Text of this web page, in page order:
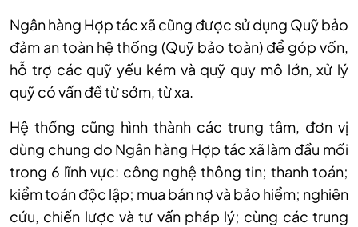
Ngân hàng Hợp tác xã cũng được sử dụng Quỹ bảo
đảm an toàn hệ thống (Quỹ bảo toàn) để góp vốn,
hỗ trợ các quỹ yếu kém và quỹ quy mô lớn, xử lý
quỹ có vấn đề từ sớm, từ xa.
Hệ thống cũng hình thành các trung tâm, đơn vị
dùng chung do Ngân hàng Hợp tác xã làm đầu mối
trong 6 lĩnh vực: công nghệ thông tin; thanh toán;
kiểm toán độc lập; mua bán nợ và bảo hiểm; nghiên
cứu, chiến lược và tư vấn pháp lý; cùng các trung